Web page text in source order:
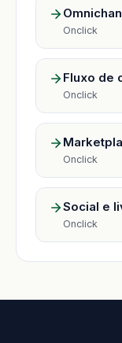
Onclick
Fluxo de
Onclick
Onclick
Social e
Onclick